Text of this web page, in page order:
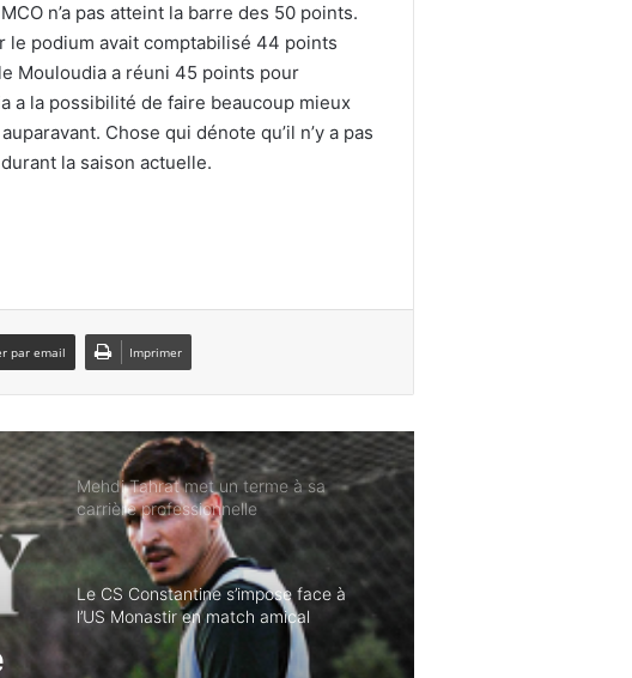
n’a pas atteint la barre des 50 points.
le podium avait comptabilisé 44 points
Mouloudia a réuni 45 points pour
a la possibilité de faire beaucoup mieux
Chose qui dénote qu’il n’y a pas
la saison actuelle.
par email Imprimer
Petković bientôt sur le banc de
l’Arabie saoudite ?
Les Vertes dominent le Kenya et filent
carrière professionnelle
Le CS Constantine s’impose face à
l’US Monastir en match amical
Coupe de la Confédération : l’USMA et
le CRB fixés sur leurs adversaires
potentiels